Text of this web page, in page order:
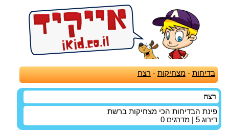
בדיחות -מצחיקות - רצח
רצח
פינת הבדיחות הכי מצחיקות ברשת
דירוג 5 | מדרגים 0